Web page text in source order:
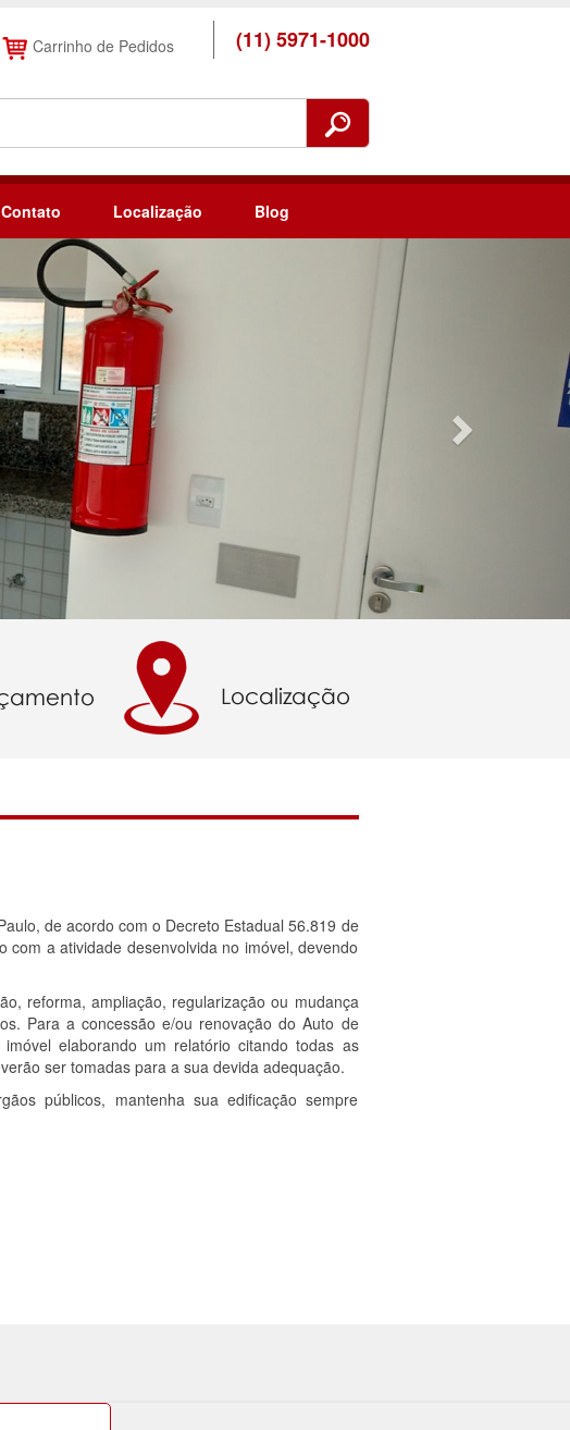
Carrinho de Pedidos (11) 5971-1000
Contato Localização Blog
de acordo com o Decreto Estadual 56.819 de
a atividade desenvolvida no imóvel, devendo
reforma, ampliação, regularização ou mudança
Para a concessão e/ou renovação do Auto de
elaborando um relatório citando todas as
ser tomadas para a sua devida adequação.
públicos, mantenha sua edificação sempre